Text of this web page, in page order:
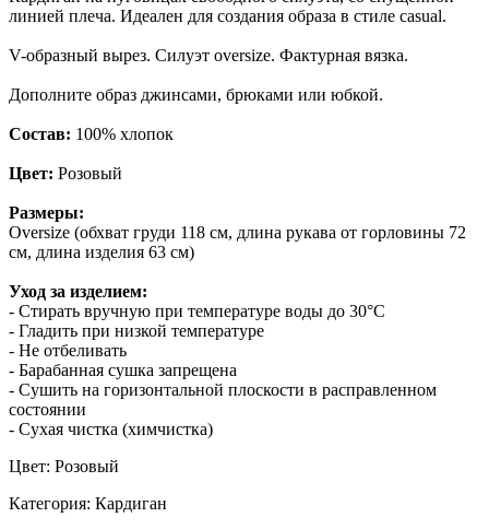
линией плеча. Идеален для создания образа в стиле casual.
V-образный вырез. Силуэт oversize. Фактурная вязка.
Дополните образ джинсами, брюками или юбкой.
Состав: 100% хлопок
Цвет: Розовый
Размеры:
Oversize (обхват груди 118 см, длина рукава от горловины 72
см, длина изделия 63 см)
Уход за изделием:
- Стирать вручную при температуре воды до 30°C
- Гладить при низкой температуре
- Не отбеливать
- Барабанная сушка запрещена
- Сушить на горизонтальной плоскости в расправленном
состоянии
- Сухая чистка (химчистка)
Цвет: Розовый
Категория: Кардиган